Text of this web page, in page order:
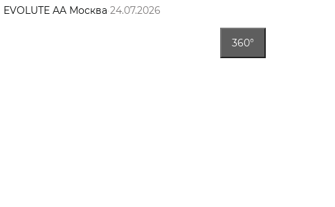
EVOLUTE AA Москва·24.07.2026
360°